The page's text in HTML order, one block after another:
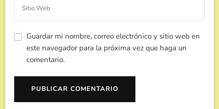
Guardar mi nombre, correo electrónico y sitio web en
este navegador para la próxima vez que haga un
comentario.